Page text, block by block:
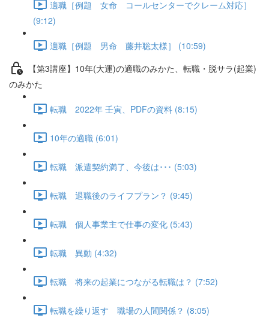
適職［例題 女命 コールセンターでクレーム対応］
(9:12)
適職［例題 男命 藤井聡太様］ (10:59)
【第3講座】10年(大運)の適職のみかた、転職・脱サラ(起業)
のみかた
転職 2022年 壬寅、PDFの資料 (8:15)
10年の適職 (6:01)
転職 派遣契約満了、今後は･･･ (5:03)
転職 退職後のライフプラン？ (9:45)
転職 個人事業主で仕事の変化 (5:43)
転職 異動 (4:32)
転職 将来の起業につながる転職は？ (7:52)
転職を繰り返す 職場の人間関係？ (8:05)